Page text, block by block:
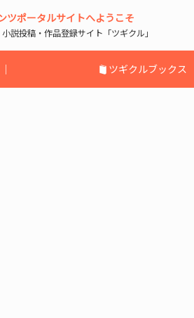
ツポータルサイトへようこそ
説投稿・作品登録サイト「ツギクル」
｜ ツギクルブックス